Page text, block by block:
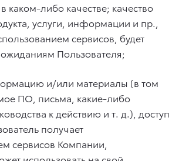
каком-либо качестве; качество
услуги, информации и пр.,
сервисов, будет
ожиданиям Пользователя;
и/или материалы (в том
ПО, письма, какие-либо
к действию и т. д.), доступ
получает
сервисов Компании,